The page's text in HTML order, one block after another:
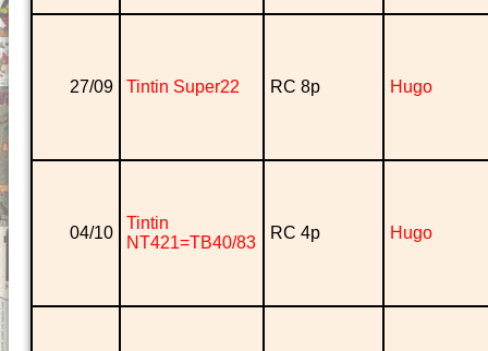
27/09 Tintin Super22 RC 8p Hugo
04/10
Tintin
NT421=TB40/83
RC 4p Hugo